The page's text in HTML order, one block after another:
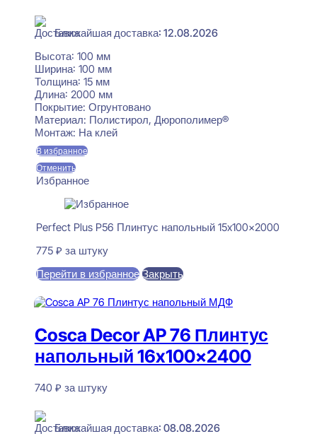
Ближайшая доставка: 12.08.2026
Высота: 100 мм
Ширина: 100 мм
Толщина: 15 мм
Длина: 2000 мм
Покрытие: Огрунтовано
Материал: Полистирол, Дюрополимер®
Монтаж: На клей
В избранное
Отменить
Избранное
Perfect Plus P56 Плинтус напольный 15x100x2000
775 ₽ за штуку
Перейти в избранное Закрыть
Cosca Decor AP 76 Плинтус
напольный 16x100x2400
740 ₽ за штуку
Ближайшая доставка: 08.08.2026